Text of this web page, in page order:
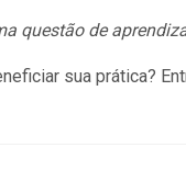
questão de
sua prática?